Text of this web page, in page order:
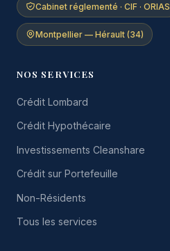
Cabinet réglementé · CIF · ORIAS
Montpellier — Hérault (34)
NOS SERVICES
Crédit Lombard
Crédit Hypothécaire
Investissements Cleanshare
Crédit sur Portefeuille
Non-Résidents
Tous les services